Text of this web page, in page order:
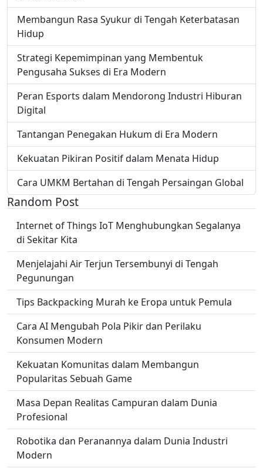
Membangun Rasa Syukur di Tengah Keterbatasan
Hidup
Strategi Kepemimpinan yang Membentuk
Pengusaha Sukses di Era Modern
Peran Esports dalam Mendorong Industri Hiburan
Digital
Tantangan Penegakan Hukum di Era Modern
Kekuatan Pikiran Positif dalam Menata Hidup
Cara UMKM Bertahan di Tengah Persaingan Global
Random Post
Internet of Things IoT Menghubungkan Segalanya
di Sekitar Kita
Menjelajahi Air Terjun Tersembunyi di Tengah
Pegunungan
Tips Backpacking Murah ke Eropa untuk Pemula
Cara AI Mengubah Pola Pikir dan Perilaku
Konsumen Modern
Kekuatan Komunitas dalam Membangun
Popularitas Sebuah Game
Masa Depan Realitas Campuran dalam Dunia
Profesional
Robotika dan Peranannya dalam Dunia Industri
Modern